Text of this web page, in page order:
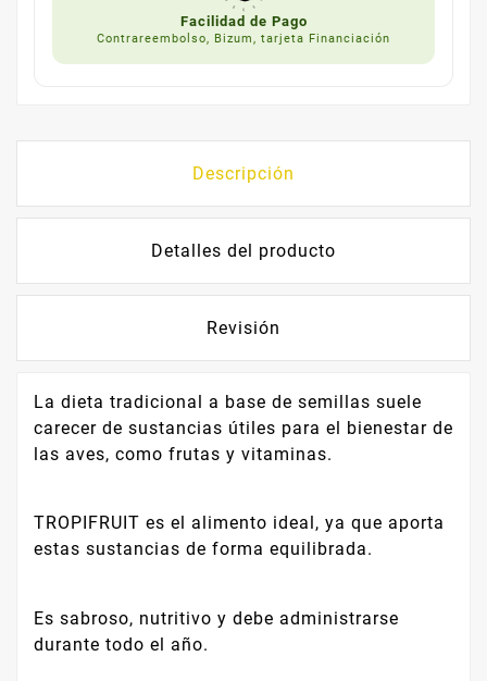
Facilidad de Pago
Contrareembolso, Bizum, tarjeta Financiación
Descripción
Detalles del producto
Revisión
La dieta tradicional a base de semillas suele
carecer de sustancias útiles para el bienestar de
las aves, como frutas y vitaminas.
TROPIFRUIT es el alimento ideal, ya que aporta
estas sustancias de forma equilibrada.
Es sabroso, nutritivo y debe administrarse
durante todo el año.